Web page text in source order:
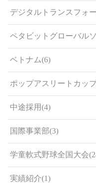
デジタルトランスフォ
ペタビットグローバル
ベトナム(6)
ポップアスリートカッ
中途採用(4)
国際事業部(3)
学童軟式野球全国大会
実績紹介(1)